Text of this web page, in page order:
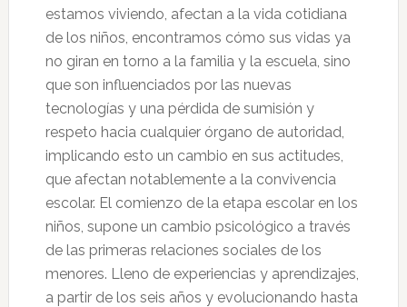
estamos viviendo, afectan a la vida cotidiana
de los niños, encontramos cómo sus vidas ya
no giran en torno a la familia y la escuela, sino
que son influenciados por las nuevas
tecnologías y una pérdida de sumisión y
respeto hacia cualquier órgano de autoridad,
implicando esto un cambio en sus actitudes,
que afectan notablemente a la convivencia
escolar. El comienzo de la etapa escolar en los
niños, supone un cambio psicológico a través
de las primeras relaciones sociales de los
menores. Lleno de experiencias y aprendizajes,
a partir de los seis años y evolucionando hasta